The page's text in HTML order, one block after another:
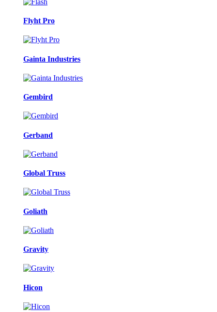
Flyht Pro
Gainta Industries
Gembird
Gerband
Global Truss
Goliath
Gravity
Hicon